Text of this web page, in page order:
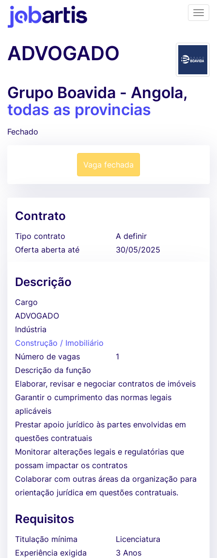
ADVOGADO
Grupo Boavida - Angola,
todas as provincias
Fechado
Vaga fechada
Contrato
Tipo contrato
A definir
Oferta aberta até
30/05/2025
Descrição
Cargo
ADVOGADO
Indústria
Construção / Imobiliário
Número de vagas
1
Descrição da função
Elaborar, revisar e negociar contratos de imóveis
Garantir o cumprimento das normas legais
aplicáveis
Prestar apoio jurídico às partes envolvidas em
questões contratuais
Monitorar alterações legais e regulatórias que
possam impactar os contratos
Colaborar com outras áreas da organização para
orientação jurídica em questões contratuais.
Requisitos
Titulação mínima
Licenciatura
Experiência exigida
3 Anos